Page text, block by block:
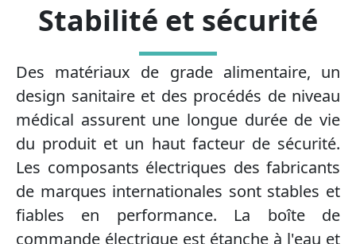
Stabilité et sécurité
Des matériaux de grade alimentaire, un
design sanitaire et des procédés de niveau
médical assurent une longue durée de vie
du produit et un haut facteur de sécurité.
Les composants électriques des fabricants
de marques internationales sont stables et
fiables en performance. La boîte de
commande électrique est étanche à l'eau et